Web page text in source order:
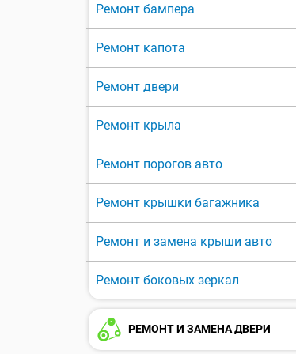
Ремонт бампера
Ремонт капота
Ремонт двери
Ремонт крыла
Ремонт порогов авто
Ремонт крышки багажника
Ремонт и замена крыши авто
Ремонт боковых зеркал
РЕМОНТ И ЗАМЕНА ДВЕРИ